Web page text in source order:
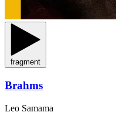
fragment
Brahms
Leo Samama